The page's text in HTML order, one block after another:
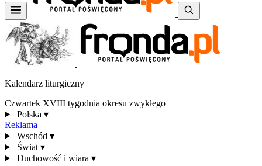
Kalendarz liturgiczny
Czwartek XVIII tygodnia okresu zwykłego
Polska ▾
Reklama
Wschód ▾
Świat ▾
Duchowość i wiara ▾